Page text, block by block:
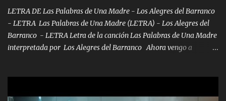
la peligro...
LETRA DE Las Palabras de Una Madre - Los Alegres del Barranco
- LETRA Las Palabras de Una Madre (LETRA) - Los Alegres del
Barranco - LETRA Letra de la canción Las Palabras de Una Madre
interpretada por Los Alegres del Barranco Ahora vengo a
quiso, él tiempo sigue pasando y nunca te olvidaremos, aquí